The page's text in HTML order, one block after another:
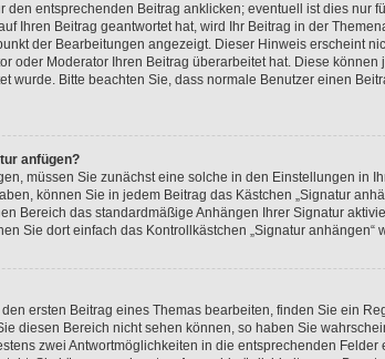
den entsprechenden Beitrag anklicken; eventuell ist dies nur
Ihren Beitrag geantwortet hat, wird Ihr Beitrag in der
der Bearbeitungen angezeigt. Dieser Hinweis erscheint
oder Moderator Ihren Beitrag überarbeitet hat. Diese
wurde. Bitte beachten Sie, dass normale Benutzer einen
anfügen?
müssen Sie zunächst eine solche in den Einstellungen in
können Sie in jedem Beitrag das Kästchen „Signatur
Bereich das standardmäßige Anhängen Ihrer Signatur
Sie dort einfach das Kontrollkästchen „Signatur anhängen“
ersten Beitrag eines Themas bearbeiten, finden Sie ein
diesen Bereich nicht sehen können, so haben Sie
zwei Antwortmöglichkeiten in die entsprechenden